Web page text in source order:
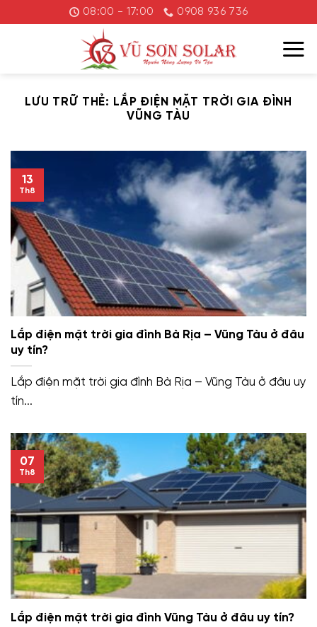
đến
08:00 - 17:00 0908 936 736
LƯU TRỮ THẺ: LẮP ĐIỆN MẶT TRỜI GIA ĐÌNH
VŨNG TÀU
Lắp điện mặt trời gia đình Bà Rịa – Vũng Tàu ở đâu
uy tín?
Lắp điện mặt trời gia đình Bà Rịa – Vũng Tàu ở đâu uy
tín...
13
Th8
Lắp điện mặt trời gia đình Vũng Tàu ở đâu uy tín?
07
Th8